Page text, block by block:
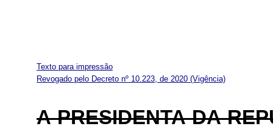
Texto para impressão
Revogado pelo Decreto nº 10.223, de 2020 (Vigência)
A PRESIDENTA DA